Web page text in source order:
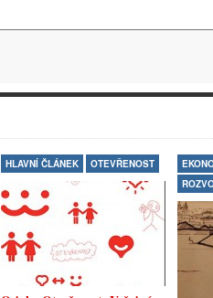
HLAVNÍ ČLÁNEK OTEVŘENOST